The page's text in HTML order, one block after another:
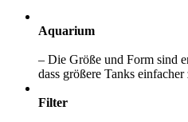
Aquarium
– Die Größe und Form sind
dass größere Tanks
Filter